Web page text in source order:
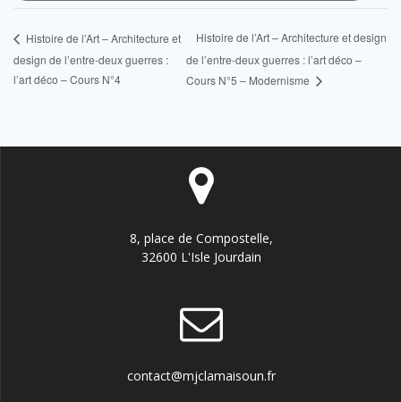
Histoire de l’Art – Architecture et
design de l’entre-deux guerres :
l’art déco – Cours N°4
Histoire de l’Art – Architecture et design
de l’entre-deux guerres : l’art déco –
Cours N°5 – Modernisme
8, place de Compostelle,
32600 L'Isle Jourdain
contact@mjclamaisoun.fr